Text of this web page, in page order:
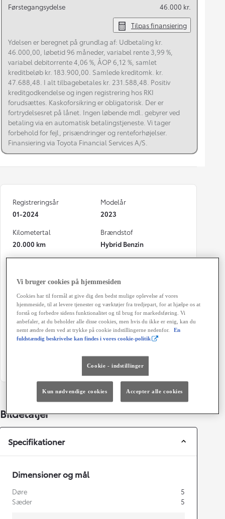
Førstegangsydelse
46.000 kr.
Tilpas finansiering
Ydelsen er beregnet på grundlag af: Udbetaling kr.
46.000,00, løbetid 96 måneder, variabel rente 3,99 %,
variabel debitorrente 4,06 %, ÅOP 6,12 %, samlet
kreditbeløb kr. 183.900,00. Samlede kreditomk. kr.
47.688,48. I alt tilbagebetales kr. 231.588,48. Positiv
kreditgodkendelse og ingen registrering hos RKI
forudsættes. Kaskoforsikring er obligatorisk. Der er
fortrydelsesret på lånet. Ingen løbende mdl. gebyrer ved
betaling via en automatisk betalingstjeneste. Vi tager
forbehold for fejl, prisændringer og renteforhøjelser.
Finansiering via Toyota Financial Services A/S.
Registreringsår
01-2024
Modelår
2023
Kilometertal
20.000 km
Brændstof
Hybrid Benzin
Co2 (blandet kørsel)
103 g/km
Geartype
Automatisk gearkasse
Døre
Farve
Hvid
Bildetaljer
Specifikationer
Dimensioner og mål
Døre
5
Sæder
5
Vi bruger cookies på hjemmesiden
Cookies har til formål at give dig den bedst mulige oplevelse af vores
hjemmeside, til at levere tjenester og værktøjer fra tredjepart, for at hjælpe os at
forstå og forbedre sidens funktionalitet og til brug for markedsføring. Vi
anbefaler, at du beholder alle disse cookies, men hvis du ikke er enig, kan du
nemt ændre dem ved at trykke på cookie indstillingerne nedenfor.
En
fuldstændig beskrivelse kan findes i vores cookie-politik
Cookie - indstillinger
Kun nødvendige cookies Accepter alle cookies